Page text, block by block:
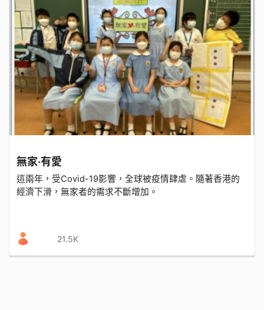
無家‧有愛
這兩年，受Covid-19影響，全球被疫情肆虐。隨著香港的
經濟下滑，無家者的需求不斷增加。
21.5K